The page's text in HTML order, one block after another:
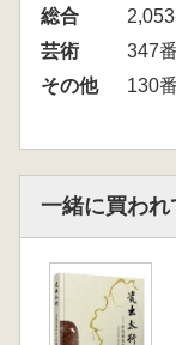
本書は山西
し、唐代か
分析し、造
などの側面
ぞれの彩塑
し、その作
社会的意義
総合
芸術
347
その他
130
一緒に買われ